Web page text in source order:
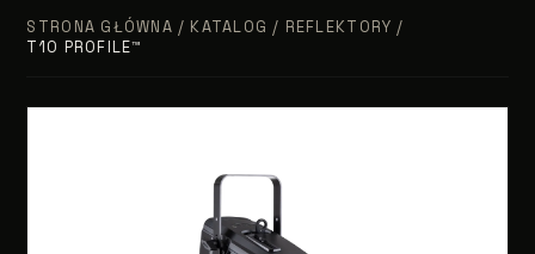
STRONA GŁÓWNA / KATALOG / REFLEKTORY /
T10 PROFILE™